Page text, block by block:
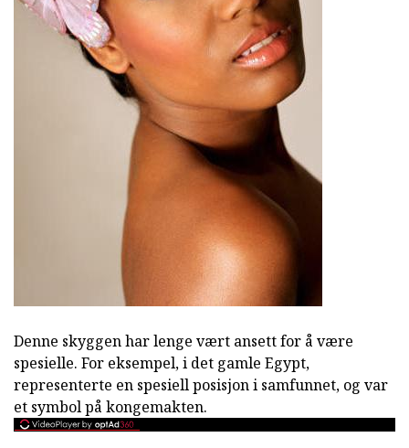
Denne skyggen har lenge vært ansett for å være
spesielle. For eksempel, i det gamle Egypt,
representerte en spesiell posisjon i samfunnet, og var
et symbol på kongemakten.